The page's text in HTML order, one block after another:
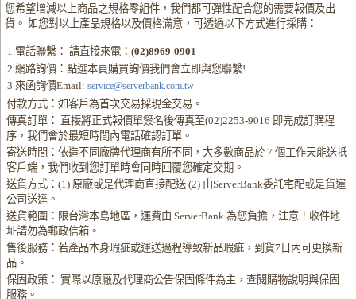
您希望增減以上商品之規格零組件，我們都可彈性配合您的需要報價及出
貨。 如您對以上產品規格以及價格滿意，可透過以下方式進行採購：
1.電話聯繫： 請直接來電：(02)8969-0901
2.網路詢價：點選本頁購買詢價我們會立即與您聯繫!
3.來函詢價Email: service@serverbank.com.tw
付款方式：如客戶為首次交易採現金交易。
傳真訂單： 直接將正式報價單簽名後傳真至(02)2253-9016 即完成訂購程
序，我們會於最短時間內電話確認訂單。
寄送時間：依造不同廠牌代理商有所不同，大多數商品於 7 個工作天能送抵
客戶端，我們收到您訂單時會同時回覆您確定交期。
送貨方式：(1) 原廠或是代理商直接配送 (2) 由ServerBank委託宅配或是貨運
公司送達。
送貨範圍：限台灣本島地區，運費由 ServerBank 為您負擔，注意！收件地
址請勿為郵政信箱。
售後服務：若產品本身瑕疵或運送過程導致新品瑕疵，到貨7日內可更換新
品。
保固政策： 實際以原廠及代理商公告保固條件為主，查閱購物說明與保固
服務。